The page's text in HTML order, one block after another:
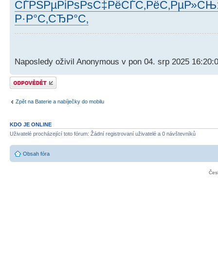
Р·Р°С‚СЂР°С‚
Naposledy oživil Anonymous v pon 04. srp 2025
Odeslat odpověď
Zpět na Baterie a nabíječky do mobilu
KDO JE ONLINE
Uživatelé procházející toto fórum: Žádní registrovaní uživatelé a 0 návštevníků
Obsah fóra